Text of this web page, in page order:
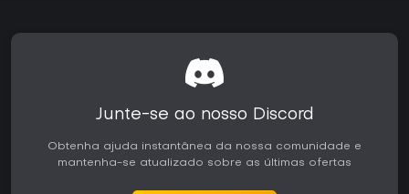
Junte-se ao nosso Discord
Obtenha ajuda instantânea da nossa comunidade e
mantenha-se atualizado sobre as últimas ofertas